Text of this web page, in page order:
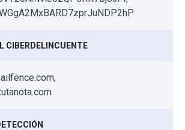
CIBERDELINCUENTE